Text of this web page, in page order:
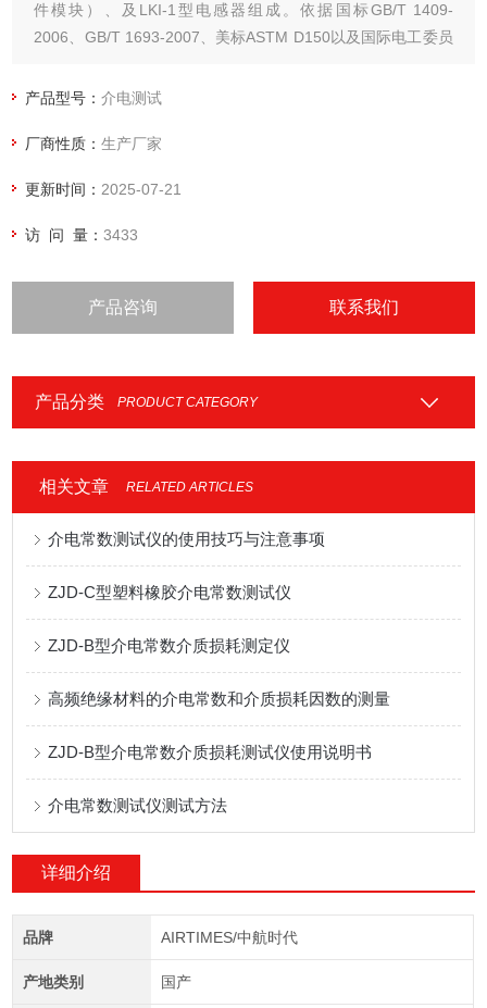
件模块）、及LKI-1型电感器组成。依据国标GB/T 1409-
2006、GB/T 1693-2007、美标ASTM D150以及国际电工委员
产品型号：介电测试
厂商性质：生产厂家
更新时间： 2025-07-21
访 问 量：3433
产品咨询 联系我们
产品分类 PRODUCT CATEGORY
相关文章 RELATED ARTICLES
介电常数测试仪的使用技巧与注意事项
ZJD-C型塑料橡胶介电常数测试仪
ZJD-B型介电常数介质损耗测定仪
高频绝缘材料的介电常数和介质损耗因数的测量
ZJD-B型介电常数介质损耗测试仪使用说明书
介电常数测试仪测试方法
详细介绍
品牌 AIRTIMES/中航时代
产地类别 国产